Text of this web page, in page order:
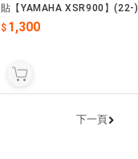
貼【YAMAHA XSR900】(22-)
1,300
下一頁